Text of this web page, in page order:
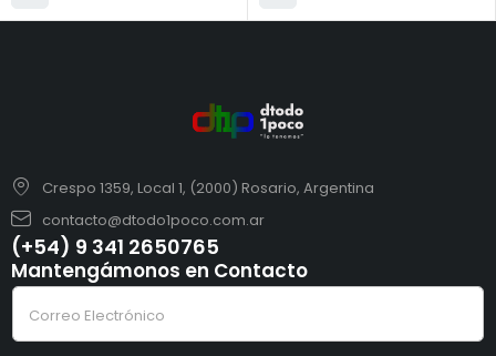
Crespo 1359, Local 1, (2000) Rosario, Argentina
contacto@dtodo1poco.com.ar
(+54) 9 341 2650765
Mantengámonos en Contacto
*
e
e
C